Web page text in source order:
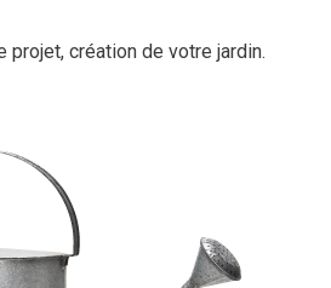
projet, création de votre jardin.